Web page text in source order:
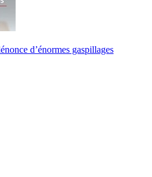
d’énormes gaspillages